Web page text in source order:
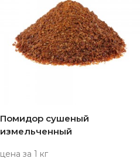
Помидор сушеный
измельченный
цена за 1 кг